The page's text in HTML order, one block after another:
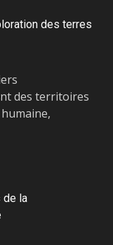
des terres
des territoires
de la